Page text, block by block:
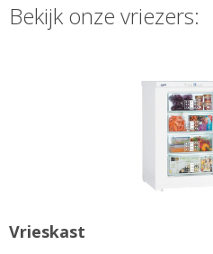
Bekijk onze vriezers:
Vrieskast